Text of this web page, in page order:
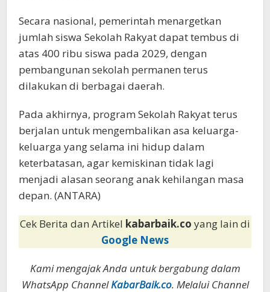
Secara nasional, pemerintah menargetkan
jumlah siswa Sekolah Rakyat dapat tembus di
atas 400 ribu siswa pada 2029, dengan
pembangunan sekolah permanen terus
dilakukan di berbagai daerah.
Pada akhirnya, program Sekolah Rakyat terus
berjalan untuk mengembalikan asa keluarga-
keluarga yang selama ini hidup dalam
keterbatasan, agar kemiskinan tidak lagi
menjadi alasan seorang anak kehilangan masa
depan. (ANTARA)
Cek Berita dan Artikel kabarbaik.co yang lain di
Google News
Kami mengajak Anda untuk bergabung dalam
WhatsApp ChannelKabarBaik.co. Melalui Channel